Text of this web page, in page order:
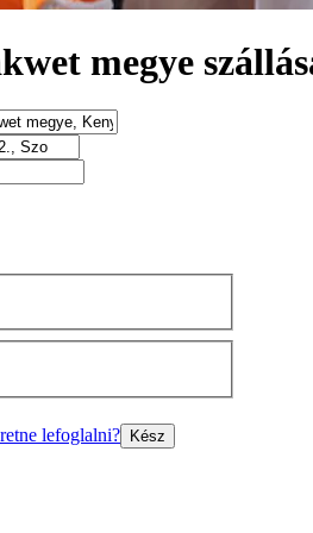
megye
lefoglalni? Kész